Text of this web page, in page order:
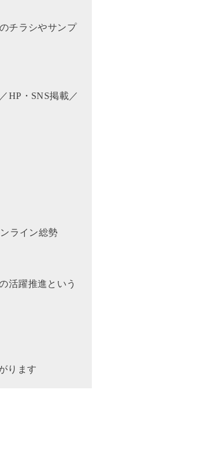
チラシやサンプ
HP・SNS掲載／
ライン総勢
活躍推進という
ります